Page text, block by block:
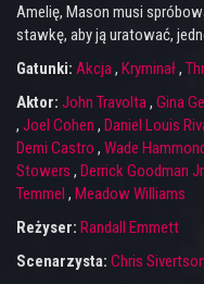
Amelię, Mason musi
stawkę, aby ją uratować,
Gatunki: Akcja, Kryminał,
Aktor: John Travolta, Gina
, Joel Cohen , Daniel Louis
Demi Castro , Wade
Stowers , Derrick Goodman Jr
Temmel , Meadow Williams
Reżyser: Randall Emmett
Scenarzysta: Chris Sivertson